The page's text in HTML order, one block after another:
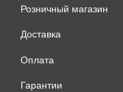
Розничный магазин
Доставка
Оплата
Гарантии